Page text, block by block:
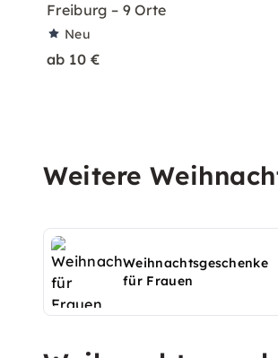
Freiburg – 9 Orte
Neu
ab 10 €
Weitere
Weihnachtsgeschenke
für Frauen